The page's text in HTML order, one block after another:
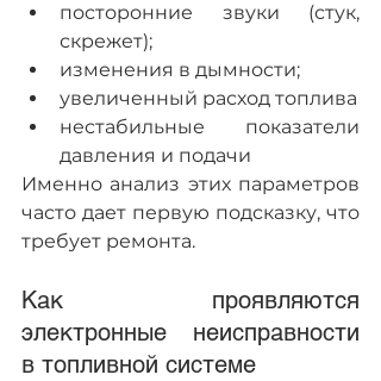
посторонние звуки (стук,
скрежет);
изменения в дымности;
увеличенный расход топлива
нестабильные показатели
давления и подачи
Именно анализ этих параметров
часто дает первую подсказку, что
требует ремонта.
Как проявляются
электронные неисправности
в топливной системе